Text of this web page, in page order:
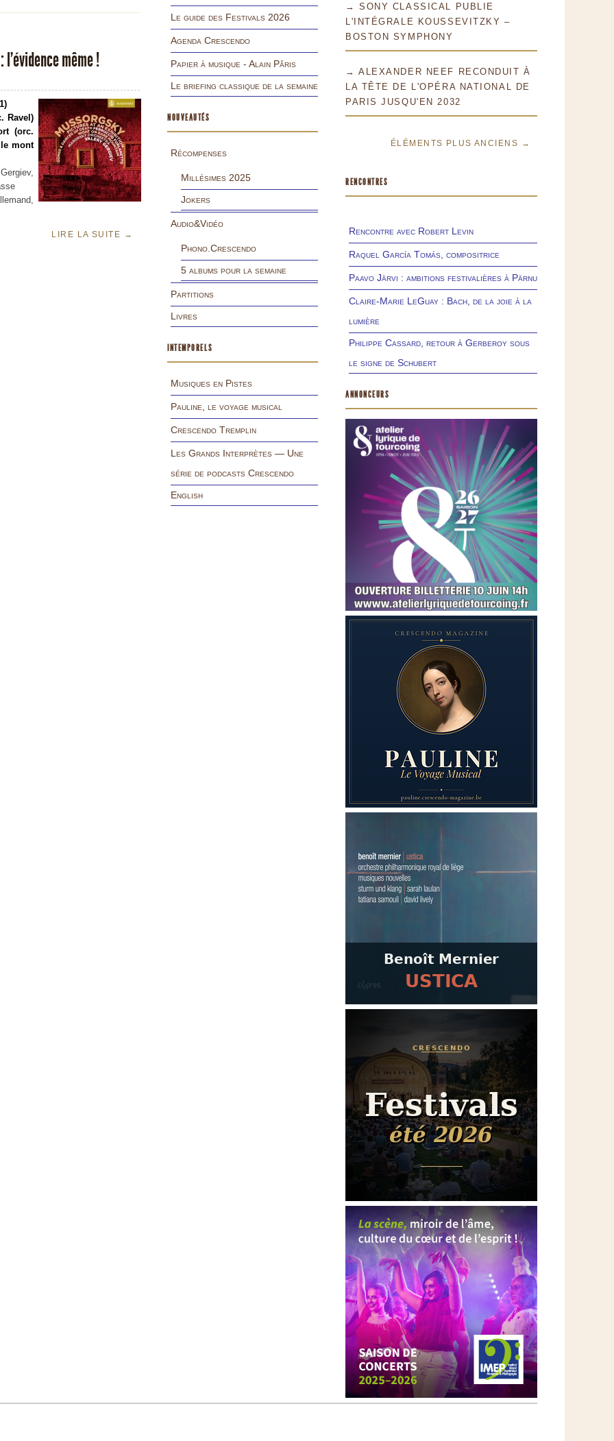
même !
Ravel)
(orc.
mont
LIRE LA SUITE →
Le guide des Festivals 2026
Agenda Crescendo
Papier à musique - Alain Pâris
Le briefing classique de la semaine
NOUVEAUTÉS
Récompenses
Millésimes 2025
Jokers
Audio&Vidéo
Phono.Crescendo
5 albums pour la semaine
Partitions
Livres
INTEMPORELS
Musiques en Pistes
Pauline, le voyage musical
Crescendo Tremplin
Les Grands Interprètes — Une
série de podcasts Crescendo
English
→ SONY CLASSICAL PUBLIE
L'INTÉGRALE KOUSSEVITZKY –
BOSTON SYMPHONY
→ ALEXANDER NEEF RECONDUIT À
LA TÊTE DE L'OPÉRA NATIONAL DE
PARIS JUSQU'EN 2032
ÉLÉMENTS PLUS ANCIENS →
RENCONTRES
Rencontre avec Robert Levin
Raquel García Tomás, compositrice
Paavo Järvi : ambitions festivalières à Pärnu
Claire-Marie LeGuay : Bach, de la joie à la
lumière
Philippe Cassard, retour à Gerberoy sous
le signe de Schubert
ANNONCEURS